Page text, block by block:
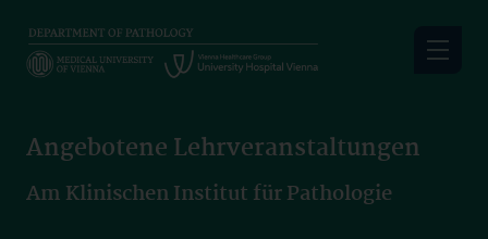
main
Angebotene Lehrveranstaltungen
Am Klinischen Institut für Pathologie